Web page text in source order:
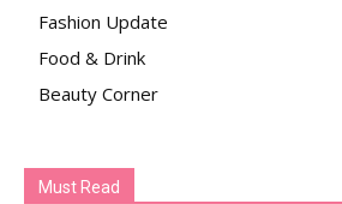
Fashion Update
Food & Drink
Beauty Corner
Must Read